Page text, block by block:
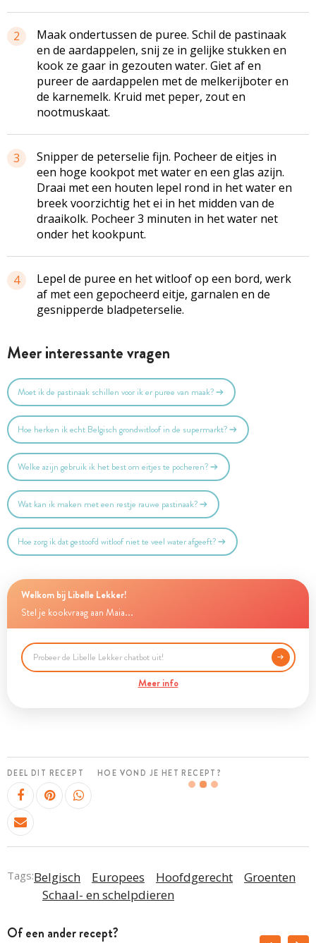
2
Maak ondertussen de puree. Schil de pastinaak
en de aardappelen, snij ze in gelijke stukken en
kook ze gaar in gezouten water. Giet af en
pureer de aardappelen met de melkerijboter en
de karnemelk. Kruid met peper, zout en
nootmuskaat.
3
Snipper de peterselie fijn. Pocheer de eitjes in
een hoge kookpot met water en een glas azijn.
Draai met een houten lepel rond in het water en
breek voorzichtig het ei in het midden van de
draaikolk. Pocheer 3 minuten in het water net
onder het kookpunt.
4
Lepel de puree en het witloof op een bord, werk
af met een gepocheerd eitje, garnalen en de
gesnipperde bladpeterselie.
Meer interessante vragen
Moet ik de pastinaak schillen voor ik er puree van maak?
Hoe herken ik echt Belgisch grondwitloof in de supermarkt?
Welke azijn gebruik ik het best om eitjes te pocheren?
Wat kan ik maken met een restje rauwe pastinaak?
Hoe zorg ik dat gestoofd witloof niet te veel water afgeeft?
Welkom bij Libelle Lekker!
Stel je kookvraag aan Maia...
Meer info
DEEL DIT RECEPT HOE VOND JE HET RECEPT?
Tags:Belgisch Europees Hoofdgerecht
Groenten
Schaal- en schelpdieren
Of een ander recept?